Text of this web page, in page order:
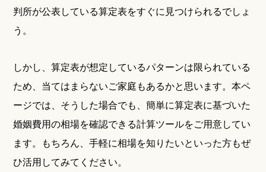
判所が公表している算定表をすぐに見つけられるでしょ
う。
しかし、算定表が想定しているパターンは限られている
ため、当てはまらないご家庭もあるかと思います。本ペ
ージでは、そうした場合でも、簡単に算定表に基づいた
婚姻費用の相場を確認できる計算ツールをご用意してい
ます。もちろん、手軽に相場を知りたいといった方もぜ
ひ活用してみてください。